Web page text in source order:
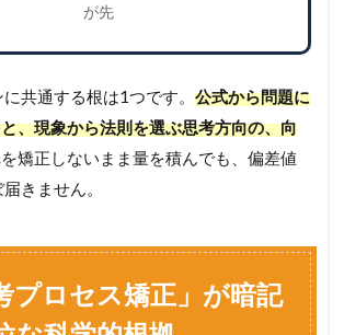
が先
共通する根は1つです。 公式から問題に
、現象から法則を選ぶ思考方向の、向
矯正しないまま量を積んでも、偏差値
きません。
プロセス矯正」が暗記